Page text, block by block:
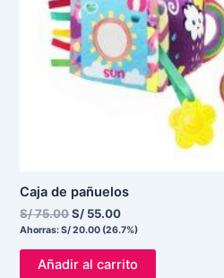
Caja de pañuelos
S/75.00S/ 55.00
Ahorras:S/20.00 (26.7%)
Añadir al carrito